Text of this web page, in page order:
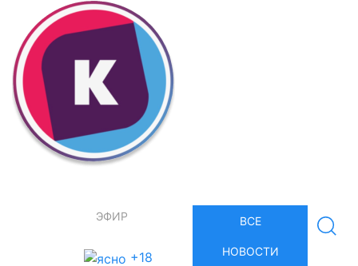
ЭФИР
+18
ВСЕ
НОВОСТИ